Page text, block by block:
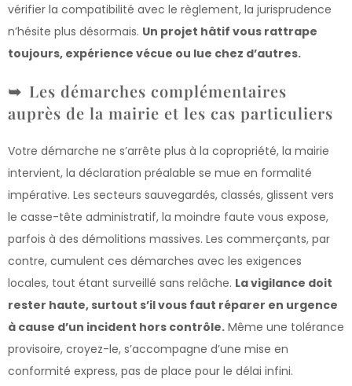
vérifier la compatibilité avec le règlement, la jurisprudence
n’hésite plus désormais. Un projet hâtif vous rattrape
toujours, expérience vécue ou lue chez d’autres.
Les démarches complémentaires
auprès de la mairie et les cas particuliers
Votre démarche ne s’arrête plus à la copropriété, la mairie
intervient, la déclaration préalable se mue en formalité
impérative. Les secteurs sauvegardés, classés, glissent vers
le casse-tête administratif, la moindre faute vous expose,
parfois à des démolitions massives. Les commerçants, par
contre, cumulent ces démarches avec les exigences
locales, tout étant surveillé sans relâche. La vigilance doit
rester haute, surtout s’il vous faut réparer en urgence
à cause d’un incident hors contrôle. Même une tolérance
provisoire, croyez-le, s’accompagne d’une mise en
conformité express, pas de place pour le délai infini.